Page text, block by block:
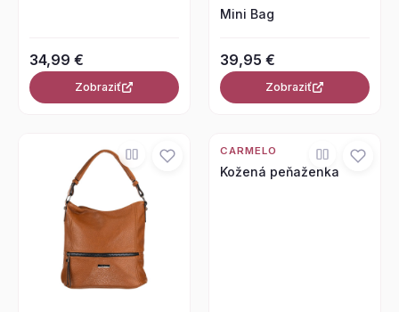
34,99 €
Zobraziť
Mini Bag
39,95 €
Zobraziť
CARMELO
Kožená peňaženka